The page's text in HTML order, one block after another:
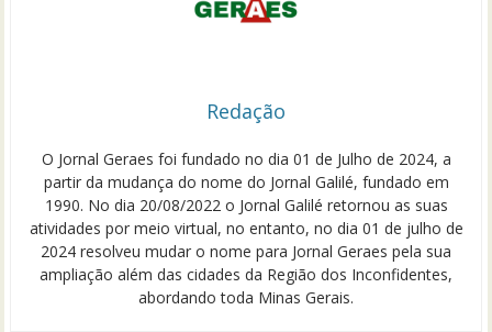
Redação
O Jornal Geraes foi fundado no dia 01 de Julho de 2024, a
partir da mudança do nome do Jornal Galilé, fundado em
1990. No dia 20/08/2022 o Jornal Galilé retornou as suas
atividades por meio virtual, no entanto, no dia 01 de julho de
2024 resolveu mudar o nome para Jornal Geraes pela sua
ampliação além das cidades da Região dos Inconfidentes,
abordando toda Minas Gerais.